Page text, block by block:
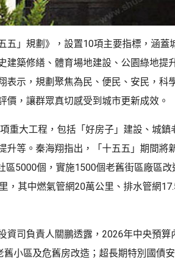
五」規劃》，設置10項主要指標，涵蓋
建築修繕、體育場地建設、公園綠地提
表示，規劃聚焦為民、便民、安民，科
，讓群眾真切感受到城市更新成效。
重大工程，包括「好房子」建設、城鎮
升等。秦海翔指出，「十五五」期間將
5000個，實施1500個老舊街區廠區改
，其中燃氣管網20萬公里、排水管網
資司負責人關鵬透露，2026年中央預算
小區及危舊房改造；超長期特別國債